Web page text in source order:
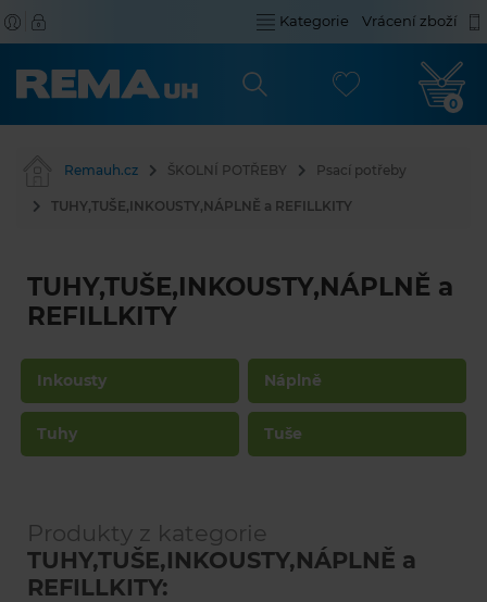
Kategorie Vrácení zboží
0
Remauh.cz ŠKOLNÍ POTŘEBY Psací potřeby
TUHY,TUŠE,INKOUSTY,NÁPLNĚ a REFILLKITY
TUHY,TUŠE,INKOUSTY,NÁPLNĚ a
REFILLKITY
Inkousty Náplně
Tuhy Tuše
Produkty z kategorie
TUHY,TUŠE,INKOUSTY,NÁPLNĚ a
REFILLKITY: